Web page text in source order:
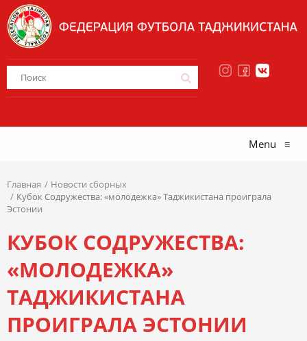
Menu ≡
Главная
Новости сборных
Кубок Содружества: «молодежка» Таджикистана проиграла
Эстонии
КУБОК СОДРУЖЕСТВА:
«МОЛОДЕЖКА»
ТАДЖИКИСТАНА
ПРОИГРАЛА ЭСТОНИИ